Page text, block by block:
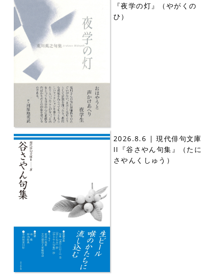
『夜学の灯』（やがくの
ひ）
2026.8.6 | 現代俳句文庫
II『谷さやん句集』（たに
さやんくしゅう）